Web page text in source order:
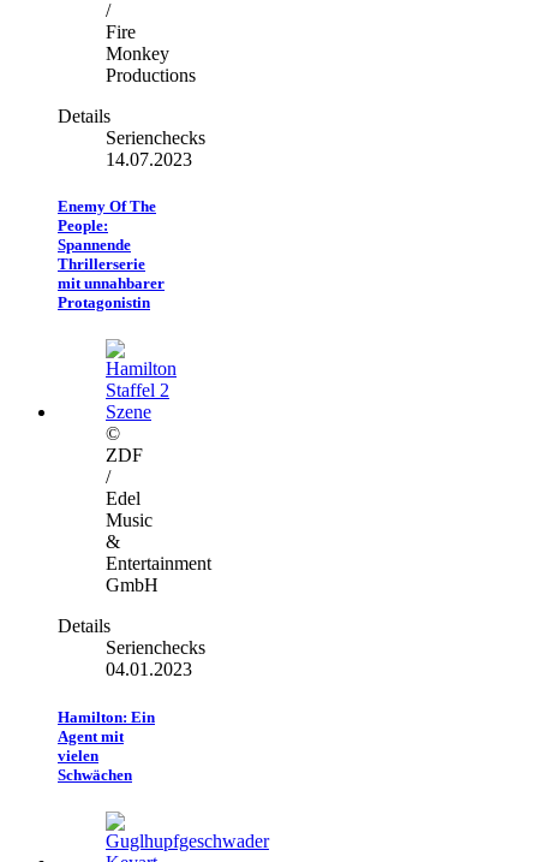
/
Fire
Monkey
Productions
Details
Serienchecks
14.07.2023
Enemy Of The
People:
Spannende
Thrillerserie
mit unnahbarer
Protagonistin
©
ZDF
/
Edel
Music
&
Entertainment
GmbH
Details
Serienchecks
04.01.2023
Hamilton: Ein
Agent mit
vielen
Schwächen